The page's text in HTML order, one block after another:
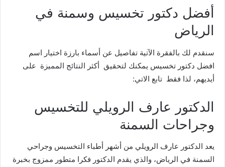
أفضل دكتور تخسيس وسمنة في
الرياض
سنقدم لك بالفقرة الآتية تفاصيل عن أسماء بارزة اختيار اسم
افضل دكتور تخسيس يمكنك لتحقيق أكثر النتائج المميزة على
أيديهم، لذا فقط تابع الاتي:
الدكتور عارف الرويلي للتخسيس
وجراحات السمنة
يعد الدكتور عارف الرويلي من أشهر أطباء التخسيس وجراحي
السمنة في الرياض، والذي يقدم الدكتور فكرا متطور ممزوج بخبرة